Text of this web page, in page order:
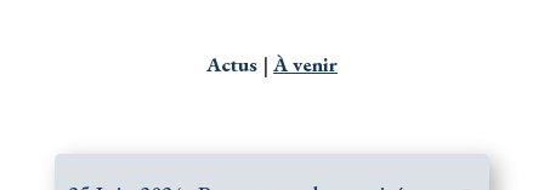
Actus | À venir